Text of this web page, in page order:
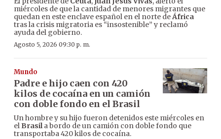
miércoles de que la cantidad de menores migrantes que
quedan en este enclave español en el norte deÁfrica
tras la crisis migratoria es “insostenible” y reclamó
ayuda del gobierno.
Agosto 5, 2026 09:30 p. m.
Mundo
Padre e hijo caen con 420
kilos de cocaína en un camión
con doble fondo en el Brasil
Un hombre y su hijo fueron detenidos este miércoles en
el Brasila bordo de un camión con doble fondo que
transportaba 420 kilos de cocaína.